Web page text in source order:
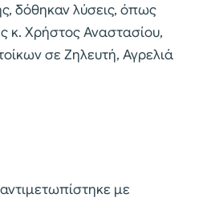
δόθηκαν λύσεις, όπως
κ. Χρήστος Αναστασίου,
σε Ζηλευτή, Αγρελιά
με